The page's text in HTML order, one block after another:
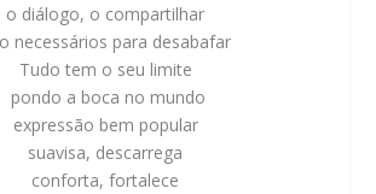
o diálogo, o compartilhar
necessários para desabafar
Tudo tem o seu limite
pondo a boca no mundo
expressão bem popular
suavisa, descarrega
conforta, fortalece